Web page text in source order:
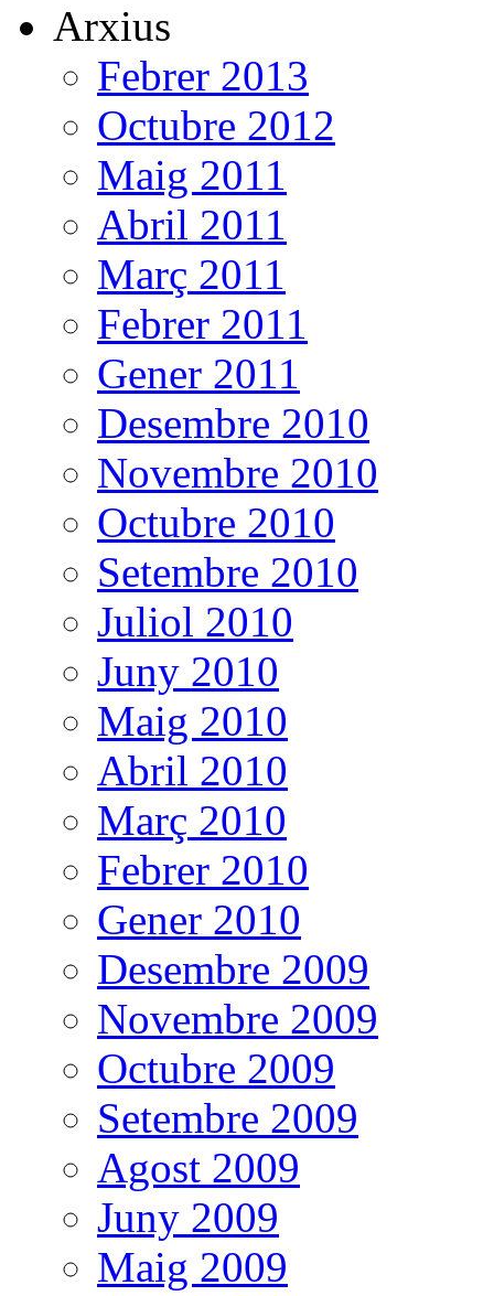
Arxius
Febrer 2013
Octubre 2012
Maig 2011
Abril 2011
Març 2011
Febrer 2011
Gener 2011
Desembre 2010
Novembre 2010
Octubre 2010
Setembre 2010
Juliol 2010
Juny 2010
Maig 2010
Abril 2010
Març 2010
Febrer 2010
Gener 2010
Desembre 2009
Novembre 2009
Octubre 2009
Setembre 2009
Agost 2009
Juny 2009
Maig 2009